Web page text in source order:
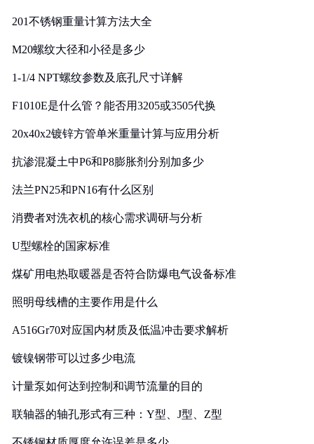
201不锈钢重量计算方法大全
M20螺纹大径和小径是多少
1-1/4 NPT螺纹参数及底孔尺寸详解
F1010E是什么管？能否用3205或3505代换
20x40x2镀锌方管单米重量计算与应用分析
抗渗混凝土中P6和P8膨胀剂分别加多少
法兰PN25和PN16有什么区别
消费者对洗衣机的核心需求调研与分析
U型螺栓的国家标准
煤矿用电热取暖器是否符合防爆电气设备标准
照明母线槽的主要作用是什么
A516Gr70对应国内材质及低温冲击要求解析
镀镍钢带可以过多少电流
计量泵如何达到控制和调节流量的目的
联轴器的轴孔形式有三种：Y型、J型、Z型